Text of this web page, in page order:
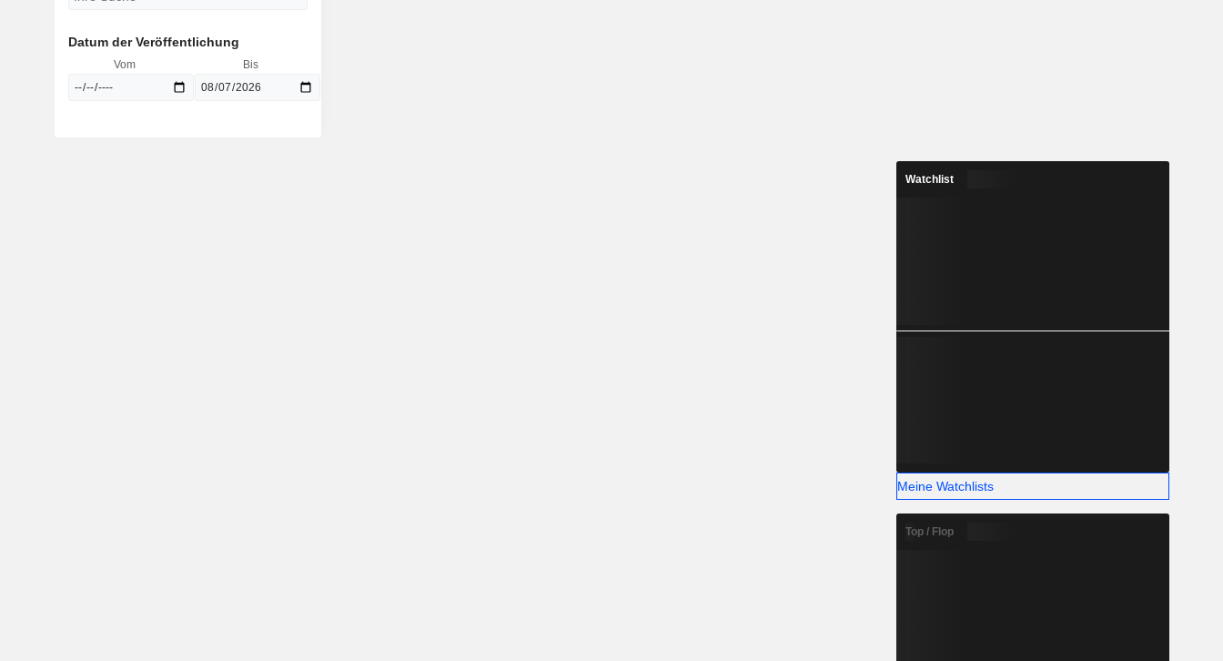
Datum der Veröffentlichung
Vom Bis
Watchlist
Meine Watchlists
Top / Flop